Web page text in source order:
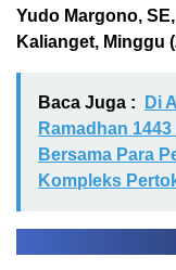
Yudo Margono,
Kalianget, Minggu
Baca Juga :
Di
Ramadhan
Bersama Para
Kompleks